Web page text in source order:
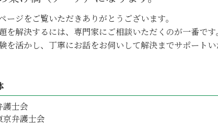
不動産相続 知っておきたい
不動産相続 確定申告
不動産相続 放置
ージをご覧いただきありがとうございます。
を解決するには、専門家にご相談いただくのが一番です。
を活かし、丁寧にお話をお伺いして解決までサポート
護士会
京弁護士会